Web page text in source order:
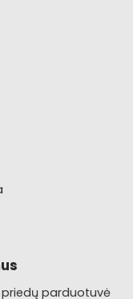
priedų parduotuvė